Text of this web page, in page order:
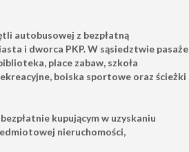
autobusowej z bezpłatną
i dworca PKP. W sąsiedztwie pasaże
place zabaw, szkoła
boiska sportowe oraz ścieżki
kupującym w uzyskaniu
nieruchomości,